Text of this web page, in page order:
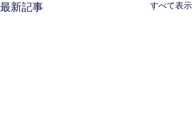
最新記事 すべて表示